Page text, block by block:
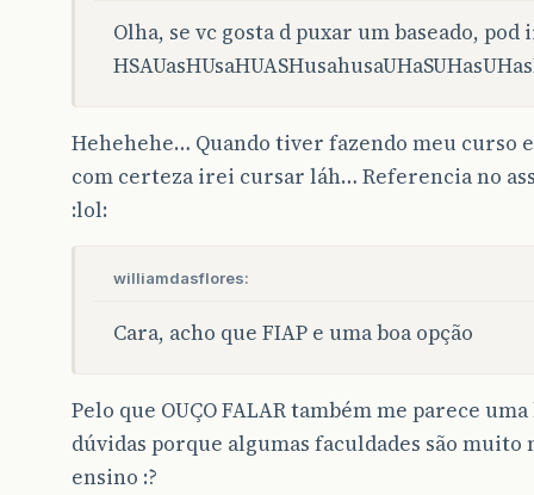
Olha, se vc gosta d puxar um baseado, pod
Hehehehe… Quando tiver fazendo meu curso
com certeza irei cursar láh… Referencia no
:lol:
williamdasflores:
Cara, acho que FIAP e uma boa opção
Pelo que OUÇO FALAR também me parece
dúvidas porque algumas faculdades são
ensino :?